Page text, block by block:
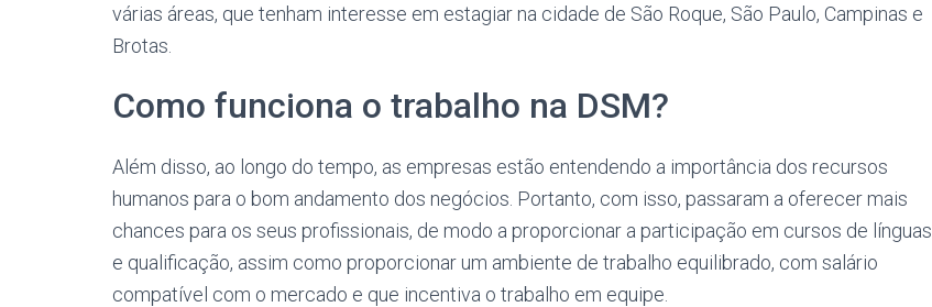
várias áreas, que tenham interesse em estagiar na cidade de São Roque, São Paulo, Campinas e
Brotas.
Como funciona o trabalho na DSM?
Além disso, ao longo do tempo, as empresas estão entendendo a importância dos recursos
humanos para o bom andamento dos negócios. Portanto, com isso, passaram a oferecer mais
chances para os seus profissionais, de modo a proporcionar a participação em cursos de línguas
e qualificação, assim como proporcionar um ambiente de trabalho equilibrado, com salário
compatível com o mercado e que incentiva o trabalho em equipe.